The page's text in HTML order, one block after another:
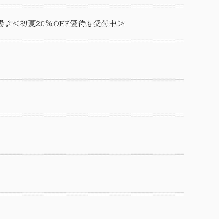
♪＜初夏20%OFF優待も受付中＞